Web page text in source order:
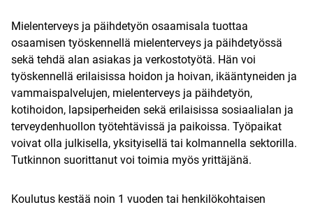
Mielenterveys­ ja päihdetyön osaamisala tuottaa
osaamisen työskennellä mielenterveys­ ja päihdetyössä
sekä tehdä alan asiakas­ ja verkostotyötä. Hän voi
työskennellä erilaisissa hoidon ja hoivan, ikääntyneiden­ ja
vammaispalvelujen, mielenterveys­ ja päihdetyön,
kotihoidon, lapsiperheiden sekä erilaisissa sosiaalialan ja
terveydenhuollon työtehtävissä ja ­paikoissa. Työpaikat
voivat olla julkisella, yksityisellä tai kolmannella sektorilla.
Tutkinnon suorittanut voi toimia myös yrittäjänä.
Koulutus kestää noin 1 vuoden tai henkilökohtaisen